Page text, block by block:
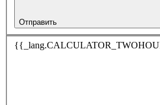
Отправить